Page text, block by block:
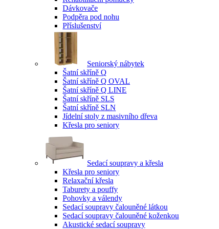
Dávkovače
Podpěra pod nohu
Příslušenství
Seniorský nábytek
Šatní skříně Q
Šatní skříně Q OVAL
Šatní skříně Q LINE
Šatní skříně SLS
Šatní skříně SLN
Jídelní stoly z masivního dřeva
Křesla pro seniory
Sedací soupravy a křesla
Křesla pro seniory
Relaxační křesla
Taburety a pouffy
Pohovky a válendy
Sedací soupravy čalouněné látkou
Sedací soupravy čalouněné koženkou
Akustické sedací soupravy